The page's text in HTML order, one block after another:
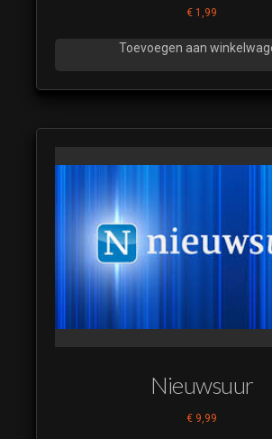
€ 1,99
Toevoegen aan
Nieuwsuur
€ 9,99